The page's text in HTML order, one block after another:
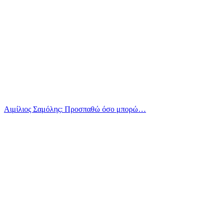
Αιμίλιος Σαμόλης: Προσπαθώ όσο μπορώ…